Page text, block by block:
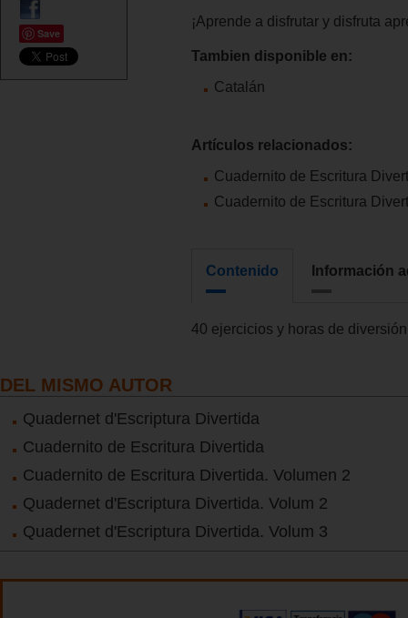
Save
¡Aprende a disfrutar y disfruta
Tambien disponible en:
Catalán
Artículos relacionados:
Cuadernito de Escritura
Cuadernito de Escritura
Contenido Información
40 ejercicios y horas de
DEL MISMO AUTOR
Quadernet d'Escriptura Divertida
Cuadernito de Escritura Divertida
Cuadernito de Escritura Divertida. Volumen 2
Quadernet d'Escriptura Divertida. Volum 2
Quadernet d'Escriptura Divertida. Volum 3